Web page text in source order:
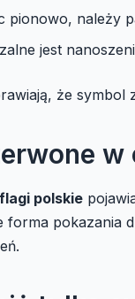
pionowo, należy
jest
że
flagi polskie
forma pokazania